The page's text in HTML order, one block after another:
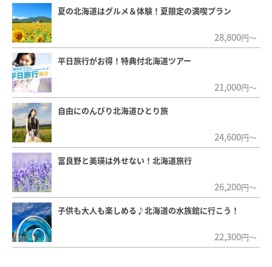
夏の北海道はグルメ＆体験！夏限定の満喫プラン
28,800円～
平日旅行がお得！特典付北海道ツアー
21,000円～
自由にのんびり北海道ひとり旅
24,600円～
富良野と美瑛は外せない！北海道旅行
26,200円～
子供も大人も楽しめる♪北海道の水族館に行こう！
22,300円～